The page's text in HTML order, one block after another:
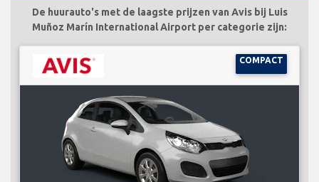
De huurauto's met de laagste prijzen van Avis bij Luis
Muñoz Marín International Airport per categorie zijn:
COMPACT